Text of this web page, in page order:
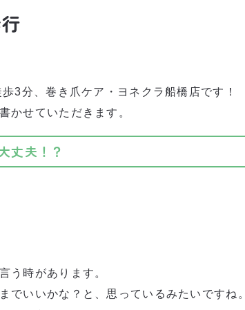
3分、巻き爪ケア・ヨネクラ船橋店です！
かせていただきます。
丈夫！？
う時があります。
でいいかな？と、思っているみたいですね。